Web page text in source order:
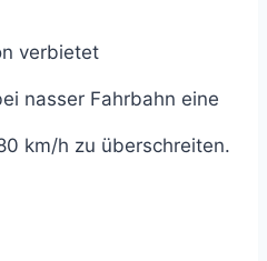
verbietet
nasser Fahrbahn eine
km/h zu überschreiten.